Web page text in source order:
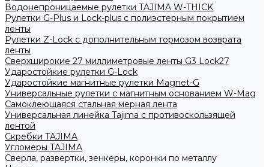
Водонепроницаемые рулетки TAJIMA W-THICK
Рулетки G-Plus и Lock-plus с полиэстерным покрытием
ленты
Рулетки Z-Lock с дополнительным тормозом возврата
ленты
Сверхширокие 27 миллиметровые ленты G3 Lock27
Ударостойкие рулетки G-Lock
Ударостойкие магнитные рулетки Magnet-G
Универсальные рулетки с магнитным основанием W-Mag
Самоклеющаяся стальная мерная лента
Универсальная линейка Tajima с противоскользящей
лентой
Скребки TAJIMA
Угломеры TAJIMA
Сверла, развертки, зенкеры, коронки по металлу